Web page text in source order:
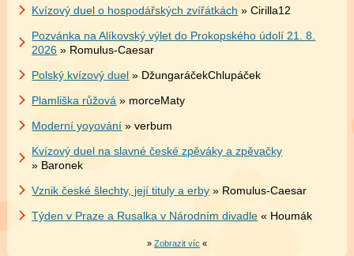
Kvízový duel o hospodářských zvířátkách » Cirilla12
Pozvánka na Alíkovský výlet do Prokopského údolí 21. 8.
2026 » Romulus-Caesar
Polský kvízový duel » DžungaráčekChlupáček
Plamliška růžová » morceMaty
Moderní yoyování » verbum
Kvízový duel na slavné české zpěváky a zpěvačky
» Baronek
Vznik české šlechty, její tituly a erby » Romulus-Caesar
Týden v Praze a Rusalka v Národním divadle « Houmák
» Zobrazit víc «